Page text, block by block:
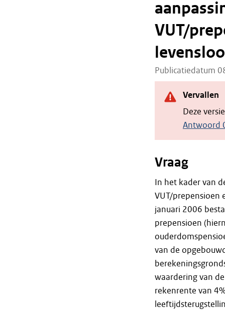
VUT/
Publicatiedatum
Vervallen
Deze
Antwoord
Vraag
In het kader van
VUT/prepensioen
januari 2006
prepensioen
van de
waardering van
rekenrente van